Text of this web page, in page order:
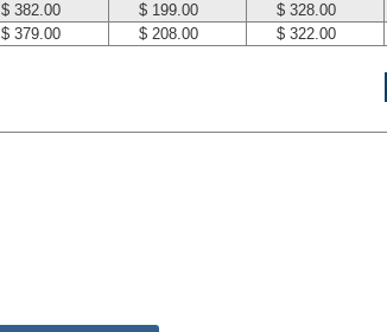
$ 382.00 $ 199.00
$ 328.00
$ 379.00 $ 208.00 $ 322.00